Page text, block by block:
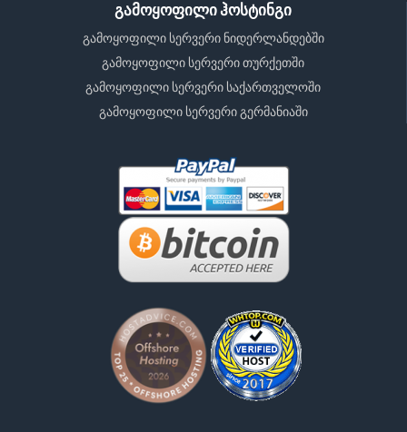
გამოყოფილი ჰოსტინგი
გამოყოფილი სერვერი ნიდერლანდებში
გამოყოფილი სერვერი თურქეთში
გამოყოფილი სერვერი საქართველოში
გამოყოფილი სერვერი გერმანიაში